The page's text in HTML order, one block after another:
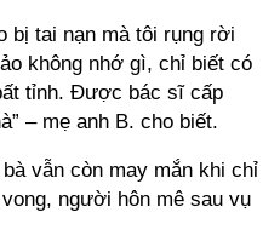
bị tai nạn mà tôi rụng rời
không nhớ gì, chỉ biết có
tỉnh. Được bác sĩ cấp
– mẹ anh B. cho biết.
vẫn còn may mắn khi chỉ
người hôn mê sau vụ